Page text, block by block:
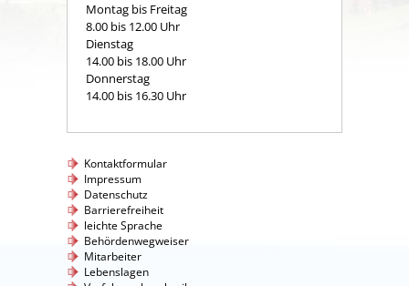
Montag bis Freitag
8.00 bis 12.00 Uhr
Dienstag
14.00 bis 18.00 Uhr
Donnerstag
14.00 bis 16.30 Uhr
Kontaktformular
Impressum
Datenschutz
Barrierefreiheit
leichte Sprache
Behördenwegweiser
Mitarbeiter
Lebenslagen